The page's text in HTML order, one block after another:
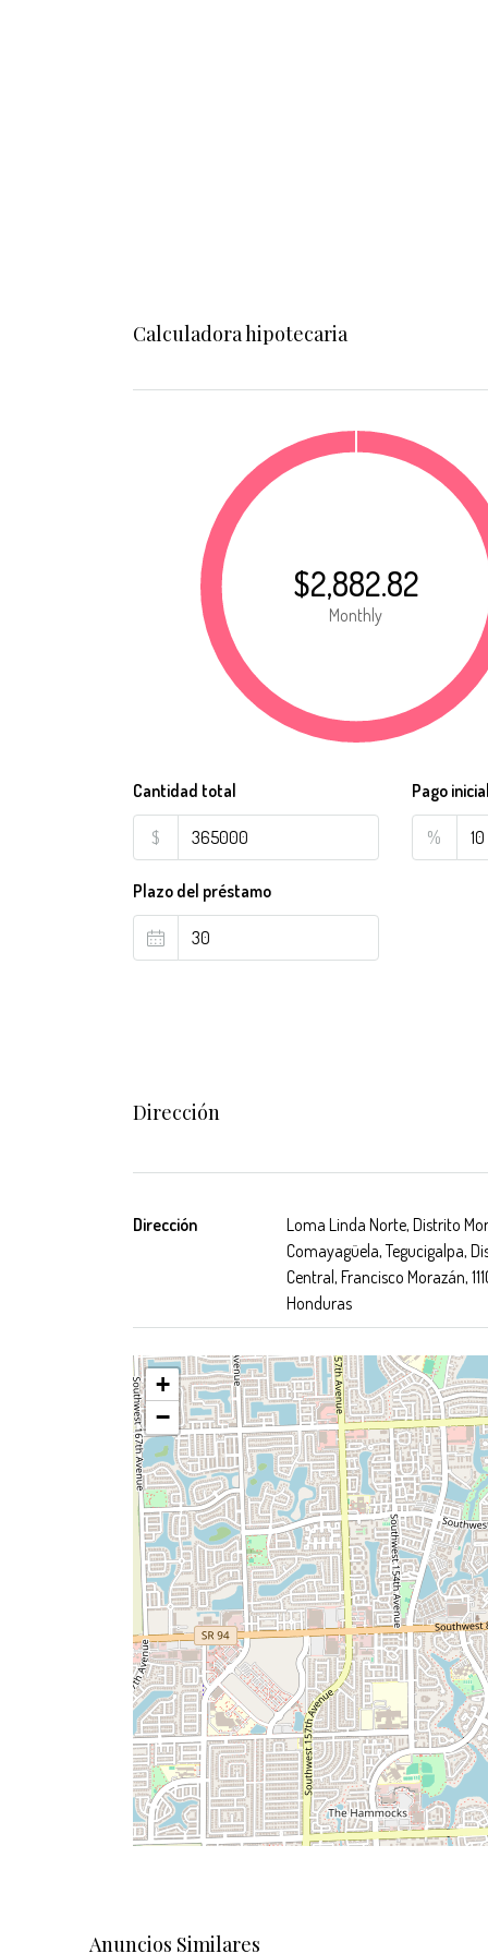
Calculadora hipotecaria
$2,882.82
Monthly
Cantidad total
$
Pago inicial
%
Plazo del préstamo
Dirección
Dirección
Loma Linda Norte, Distrito
Comayagüela, Tegucigalpa,
Central, Francisco Morazán,
Honduras
+
−
Anuncios Similares